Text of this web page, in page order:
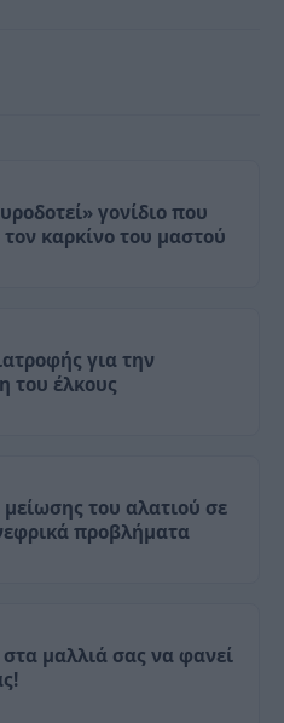
γονίδιο που
τον καρκίνο του μαστού
για την
του έλκους
του αλατιού σε
προβλήματα
μαλλιά σας να φανεί